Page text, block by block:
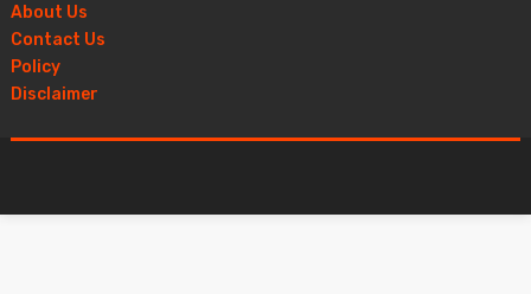
About Us
Contact Us
Policy
Disclaimer